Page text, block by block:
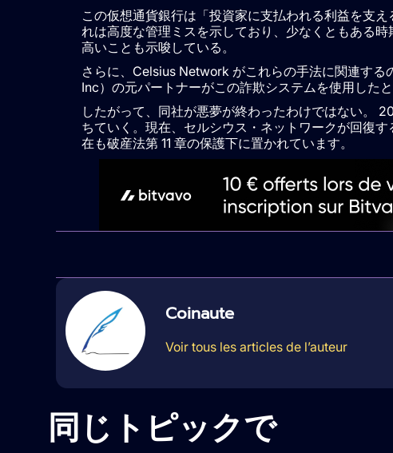
この仮想通貨銀行は「投資家に支払われる利益を支
れは高度な管理ミスを示しており、少なくともある
高いことも示唆している。
さらに、Celsius Network がこれらの手法に関連す
Inc）の元パートナーがこの詐欺システムを使用したと
したがって、同社が悪夢が終わったわけではない。
ちていく。現在、セルシウス・ネットワークが回復
在も破産法第 11 章の保護下に置かれています。
Coinaute
Voir tous les articles de l’auteur
同じトピックで